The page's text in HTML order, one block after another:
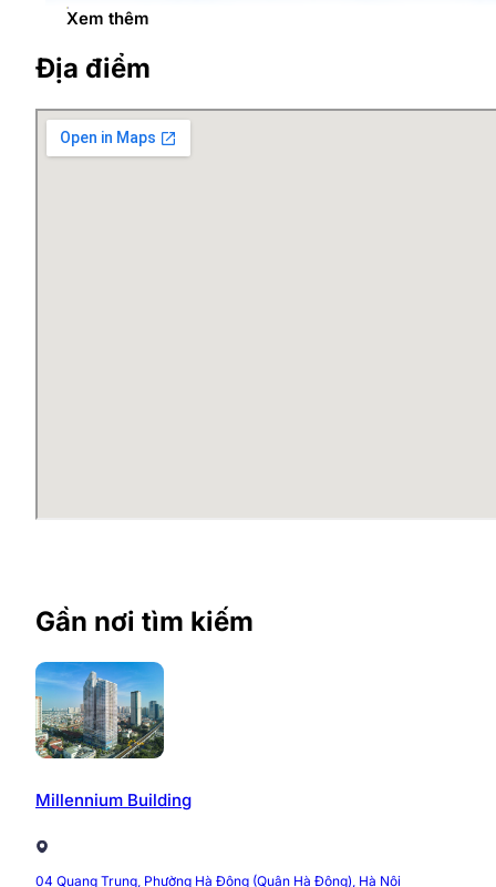
Tòa nhà ADI (tòa nhà Vietcombank) là một trong
Xem thêm
Địa điểm
Gần nơi tìm kiếm
Millennium Building
04 Quang Trung, Phường Hà Đông (Quận Hà Đông), Hà Nội